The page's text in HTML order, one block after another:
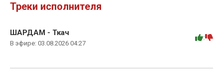
Треки исполнителя
ШАРДАМ - Ткач
В эфире: 03.08.2026 04:27
: